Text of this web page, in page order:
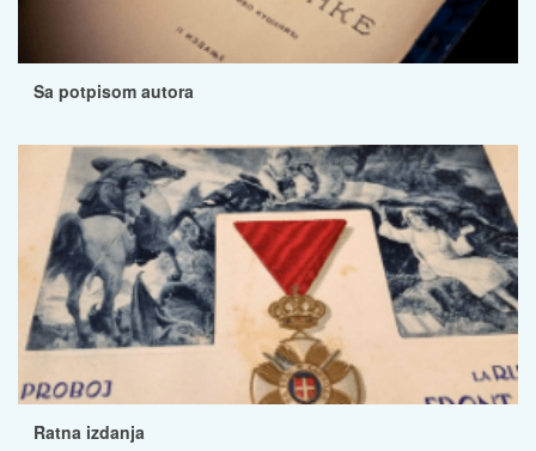
Sa potpisom autora
Ratna izdanja